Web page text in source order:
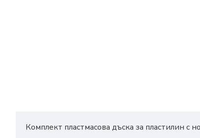
Комплект пластмасова дъска за пластилин с